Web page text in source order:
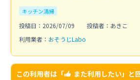
キッチン清掃
投稿日：2026/07/09
投稿者：あきこ
利用業者： おそうじLabo
この利用者は「 また利用したい」と